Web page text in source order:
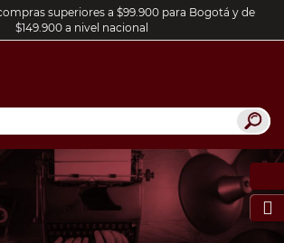
superiores a $99.900 para Bogotá y de
$149.900 a nivel nacional
